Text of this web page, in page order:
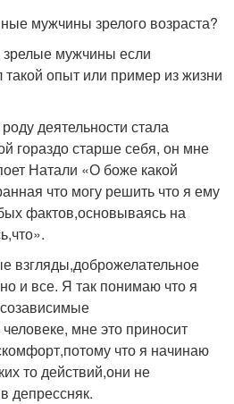
мужчины зрелого возраста?
зрелые мужчины если
опыт или пример из жизни
деятельности стала
гораздо старше себя, он мне
Натали «О боже какой
что могу решить что я ему
фактов,основываясь на
взгляды,доброжелательное
и все. Я так понимаю что я
мне это приносит
что я начинаю
то действий,они не
депрессняк.